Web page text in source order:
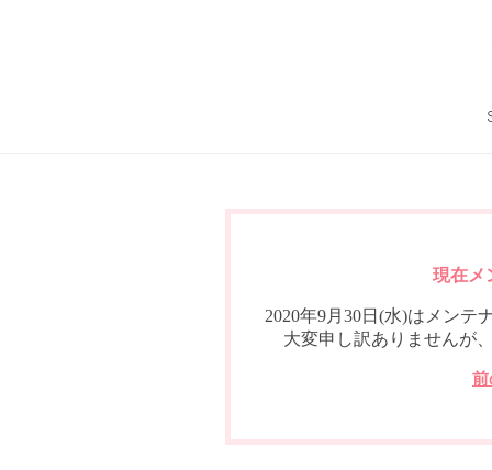
現在メ
2020年9月30日(水)はメンテ
大変申し訳ありませんが
前